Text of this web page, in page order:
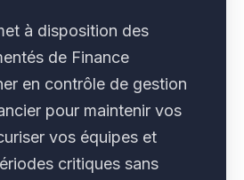
à disposition des
de Finance
en contrôle de gestion
pour maintenir vos
vos équipes et
critiques sans